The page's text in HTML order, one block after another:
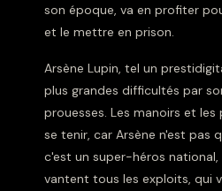
son époque, va en profiter
et le mettre en prison.
Arsène Lupin, tel un
plus grandes difficultés par
prouesses. Les manoirs et les
se tenir, car Arsène n'est pas
c'est un super-héros
vantent tous les exploits, qui